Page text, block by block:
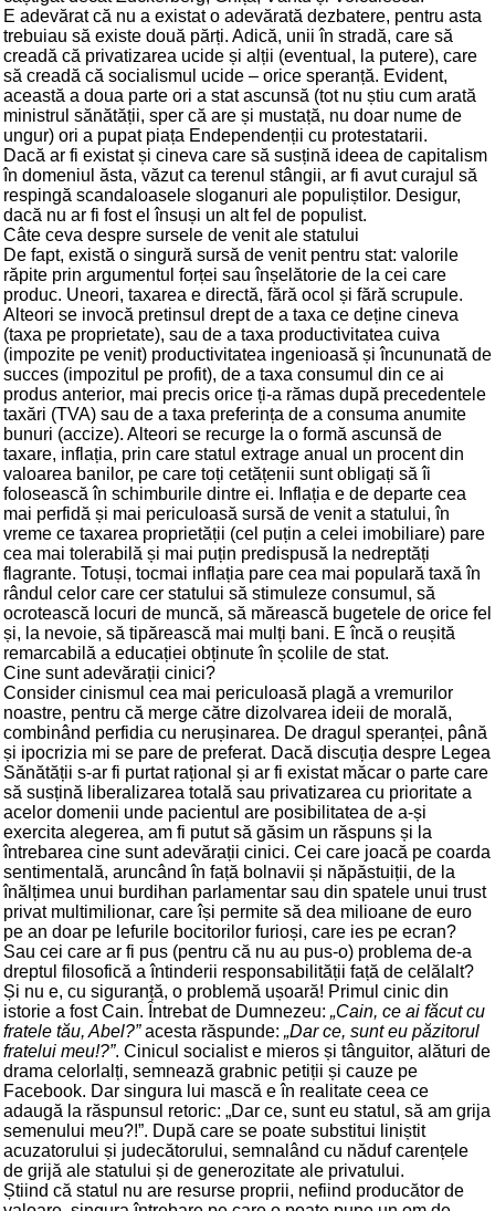
E adevărat că nu a existat o adevărată dezbatere, pentru asta
trebuiau să existe două părți. Adică, unii în stradă, care să
creadă că privatizarea ucide și alții (eventual, la putere), care
să creadă că socialismul ucide – orice speranță. Evident,
această a doua parte ori a stat ascunsă (tot nu știu cum arată
ministrul sănătății, sper că are și mustață, nu doar nume de
ungur) ori a pupat piața Endependenții cu protestatarii.
Dacă ar fi existat și cineva care să susțină ideea de capitalism
în domeniul ăsta, văzut ca terenul stângii, ar fi avut curajul să
respingă scandaloasele sloganuri ale populiștilor. Desigur,
dacă nu ar fi fost el însuși un alt fel de populist.
Câte ceva despre sursele de venit ale statului
De fapt, există o singură sursă de venit pentru stat: valorile
răpite prin argumentul forței sau înșelătorie de la cei care
produc. Uneori, taxarea e directă, fără ocol și fără scrupule.
Alteori se invocă pretinsul drept de a taxa ce deține cineva
(taxa pe proprietate), sau de a taxa productivitatea cuiva
(impozite pe venit) productivitatea ingenioasă și încununată de
succes (impozitul pe profit), de a taxa consumul din ce ai
produs anterior, mai precis orice ți-a rămas după precedentele
taxări (TVA) sau de a taxa preferința de a consuma anumite
bunuri (accize). Alteori se recurge la o formă ascunsă de
taxare, inflația, prin care statul extrage anual un procent din
valoarea banilor, pe care toți cetățenii sunt obligați să îi
folosească în schimburile dintre ei. Inflația e de departe cea
mai perfidă și mai periculoasă sursă de venit a statului, în
vreme ce taxarea proprietății (cel puțin a celei imobiliare) pare
cea mai tolerabilă și mai puțin predispusă la nedreptăți
flagrante. Totuși, tocmai inflația pare cea mai populară taxă în
rândul celor care cer statului să stimuleze consumul, să
ocrotească locuri de muncă, să mărească bugetele de orice fel
și, la nevoie, să tipărească mai mulți bani. E încă o reușită
remarcabilă a educației obținute în școlile de stat.
Cine sunt adevărații cinici?
Consider cinismul cea mai periculoasă plagă a vremurilor
noastre, pentru că merge către dizolvarea ideii de morală,
combinând perfidia cu nerușinarea. De dragul speranței, până
și ipocrizia mi se pare de preferat. Dacă discuția despre Legea
Sănătății s-ar fi purtat rațional și ar fi existat măcar o parte care
să susțină liberalizarea totală sau privatizarea cu prioritate a
acelor domenii unde pacientul are posibilitatea de a-și
exercita alegerea, am fi putut să găsim un răspuns și la
întrebarea cine sunt adevărații cinici. Cei care joacă pe coarda
sentimentală, aruncând în față bolnavii și năpăstuiții, de la
înălțimea unui burdihan parlamentar sau din spatele unui trust
privat multimilionar, care își permite să dea milioane de euro
pe an doar pe lefurile bocitorilor furioși, care ies pe ecran?
Sau cei care ar fi pus (pentru că nu au pus-o) problema de-a
dreptul filosofică a întinderii responsabilității față de celălalt?
Și nu e, cu siguranță, o problemă ușoară! Primul cinic din
istorie a fost Cain. Întrebat de Dumnezeu: „Cain, ce ai făcut cu
fratele tău, Abel?”acesta răspunde: „Dar ce, sunt eu păzitorul
fratelui meu!?”. Cinicul socialist e mieros și tânguitor, alături de
drama celorlalți, semnează grabnic petiții și cauze pe
Facebook. Dar singura lui mască e în realitate ceea ce
adaugă la răspunsul retoric: „Dar ce, sunt eu statul, să am grija
semenului meu?!”. După care se poate substitui liniștit
acuzatorului și judecătorului, semnalând cu năduf carențele
de grijă ale statului și de generozitate ale privatului.
Știind că statul nu are resurse proprii, nefiind producător de